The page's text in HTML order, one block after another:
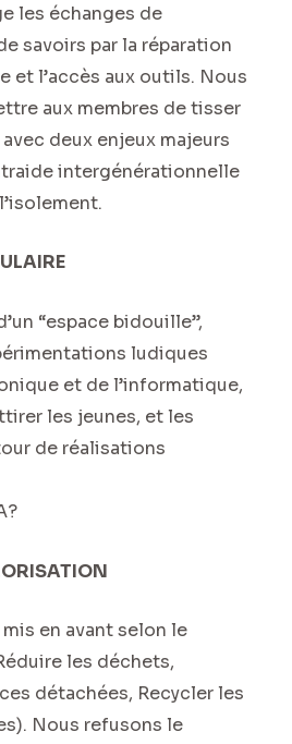
les échanges de
savoirs par la réparation
et l’accès aux outils. Nous
aux membres de tisser
deux enjeux majeurs
intergénérationnelle
“espace bidouille”,
ludiques
et de l’informatique,
les jeunes, et les
de réalisations
en avant selon le
les déchets,
détachées, Recycler les
Nous refusons le